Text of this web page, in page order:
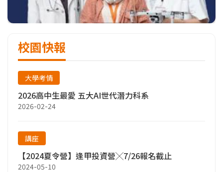
校園快報
大學考情
2026高中生最愛 五大AI世代潛力科系
2026-02-24
講座
【2024夏令營】逢甲投資營╳7/26報名截止
2024-05-10